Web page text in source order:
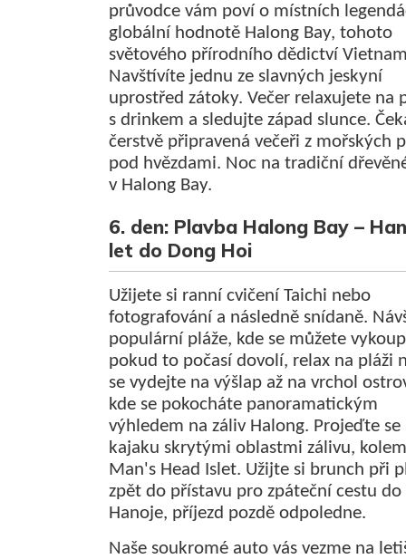
průvodce vám poví o místních
globální hodnotě Halong Bay, tohoto
světového přírodního dědictví
Navštívíte jednu ze slavných jeskyní
uprostřed zátoky. Večer relaxujete na
s drinkem a sledujte západ slunce.
čerstvě připravená večeři z mořských
pod hvězdami. Noc na tradiční
v Halong Bay.
6. den: Plavba Halong Bay –
let do Dong Hoi
Užijete si ranní cvičení Taichi nebo
fotografování a následně snídaně.
populární pláže, kde se můžete
pokud to počasí dovolí, relax na pláži
se vydejte na výšlap až na vrchol
kde se pokocháte panoramatickým
výhledem na záliv Halong. Projeďte se
kajaku skrytými oblastmi zálivu, kolem
Man's Head Islet. Užijte si brunch při
zpět do přístavu pro zpáteční cestu do
Hanoje, příjezd pozdě odpoledne.
Naše soukromé auto vás vezme na